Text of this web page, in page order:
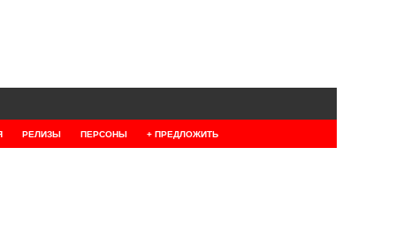
РЕЛИЗЫ ПЕРСОНЫ + ПРЕДЛОЖИТЬ